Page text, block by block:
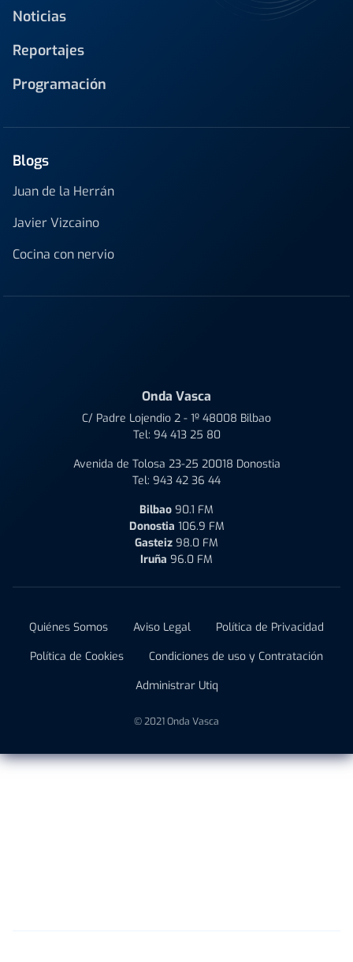
Noticias
Reportajes
Programación
Blogs
Juan de la Herrán
Javier Vizcaino
Cocina con nervio
Onda Vasca
C/ Padre Lojendio 2 - 1º 48008 Bilbao
Tel: 94 413 25 80
Avenida de Tolosa 23-25 20018 Donostia
Tel: 943 42 36 44
Bilbao 90.1 FM
Donostia 106.9 FM
Gasteiz 98.0 FM
Iruña 96.0 FM
Quiénes Somos Aviso Legal
Política de Privacidad
Política de Cookies
Condiciones de uso y Contratación
Administrar Utiq
© 2021 Onda Vasca